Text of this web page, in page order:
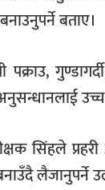
बताए।
पक्राउ,
उच्च
सिंहले
लैजानुपर्ने